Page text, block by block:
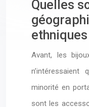
Quelles
ethniques
Avant, les
minorité en
sont les